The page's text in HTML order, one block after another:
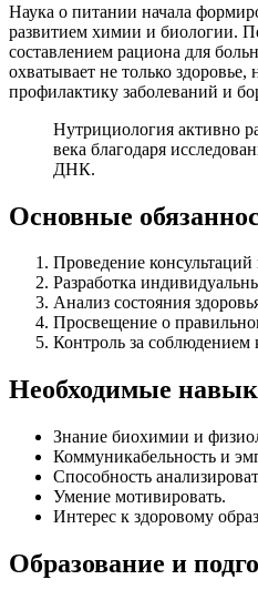
Наука о питании начала
развитием химии и биологии.
составлением рациона для
охватывает не только
профилактику заболеваний и
Нутрициология активно
века благодаря
ДНК.
Основные
Проведение
Разработка
Анализ состояния
Просвещение о
Контроль за
Необходимые
Знание биохимии и
Коммуникабельность и
Способность
Умение мотивировать.
Интерес к здоровому
Образование и